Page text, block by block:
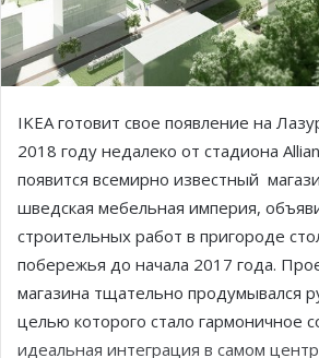
IKEA готовит свое появление на
2018 году недалеко от стадиона
появится всемирно известный
шведская мебельная империя,
строительных работ в пригороде
побережья до начала 2017 года.
магазина тщательно продумывался
целью которого стало гармоничное
идеальная интеграция в самом